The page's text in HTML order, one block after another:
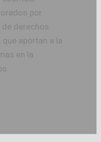
por
derechos
aportan a la
en la